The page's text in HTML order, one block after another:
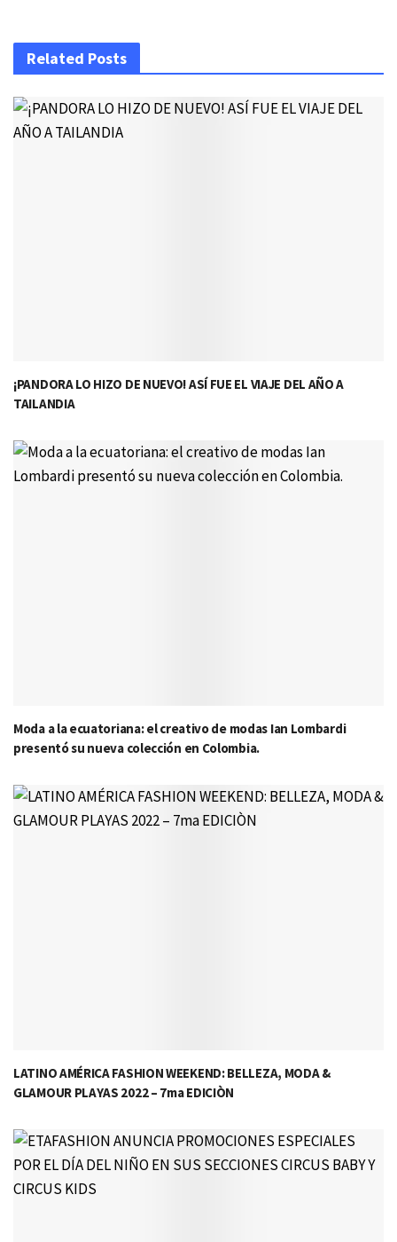
Related Posts
¡PANDORA LO HIZO DE NUEVO! ASÍ FUE EL VIAJE DEL AÑO A
TAILANDIA
Moda a la ecuatoriana: el creativo de modas Ian Lombardi
presentó su nueva colección en Colombia.
LATINO AMÉRICA FASHION WEEKEND: BELLEZA, MODA &
GLAMOUR PLAYAS 2022 – 7ma EDICIÒN